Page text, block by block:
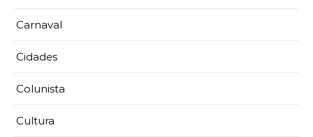
Carnaval
Cidades
Colunista
Cultura